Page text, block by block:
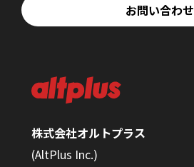
株式会社オルトプラス
(AltPlus Inc.)
お問い合わせ